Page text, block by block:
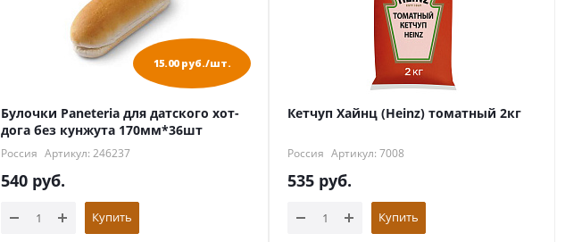
15.00 руб./шт.
Булочки Paneteria для датского хот-
дога без кунжута 170мм*36шт
Россия Артикул: 246237
540 руб.
Купить
Кетчуп Хайнц (Heinz) томатный 2кг
Россия Артикул: 7008
535 руб.
Купить